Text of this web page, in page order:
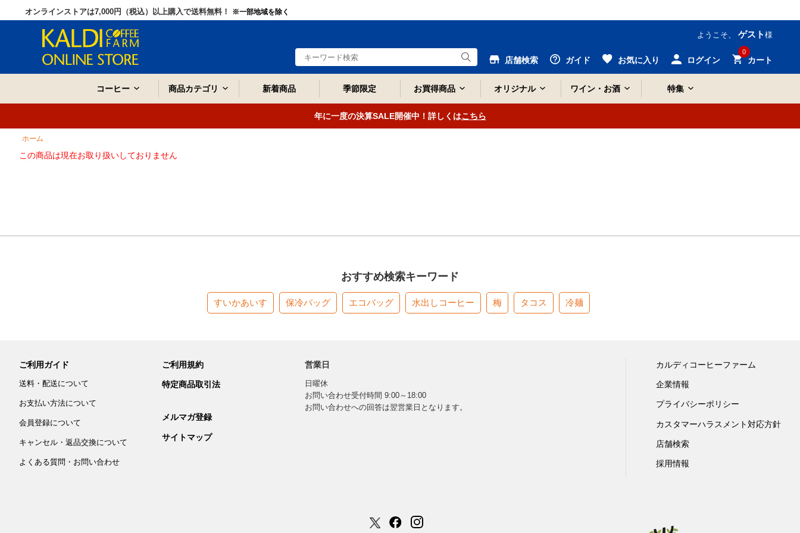
オンラインストアは7,000円（税込）以上購入で送料無料！ ※一部地域を除く
ようこそ、 ゲスト 様
店舗検索 ガイド お気に入り ログイン
0
カート
コーヒー 商品カテゴリ 新着商品 季節限定 お買得商品 オリジナル ワイン・お酒 特集
年に一度の決算SALE開催中！詳しくはこちら
ホーム
この商品は現在お取り扱いしておりません
おすすめ検索キーワード
すいかあいす 保冷バッグ エコバッグ 水出しコーヒー 梅 タコス 冷麺
ご利用ガイド
送料・配送について
お支払い方法について
会員登録について
キャンセル・返品交換について
よくある質問・お問い合わせ
ご利用規約
特定商品取引法
メルマガ登録
サイトマップ
営業日
日曜休
お問い合わせ受付時間 9:00～18:00
お問い合わせへの回答は翌営業日となります。
カルディコーヒーファーム
企業情報
プライバシーポリシー
カスタマーハラスメント対応方針
店舗検索
採用情報